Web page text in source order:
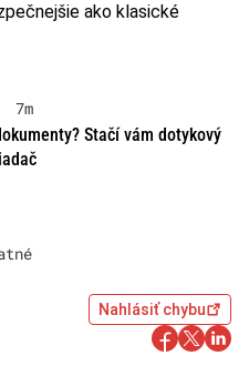
ako klasické
7m
Stačí vám dotykový
Nahlásiť chybu